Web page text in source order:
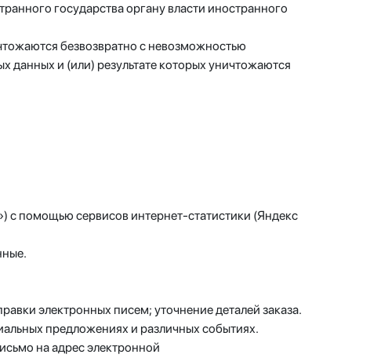
государства органу власти иностранного
безвозвратно с невозможностью
и (или) результате которых уничтожаются
с помощью сервисов интернет-статистики (Яндекс
электронных писем; уточнение деталей заказа.
предложениях и различных событиях.
на адрес электронной